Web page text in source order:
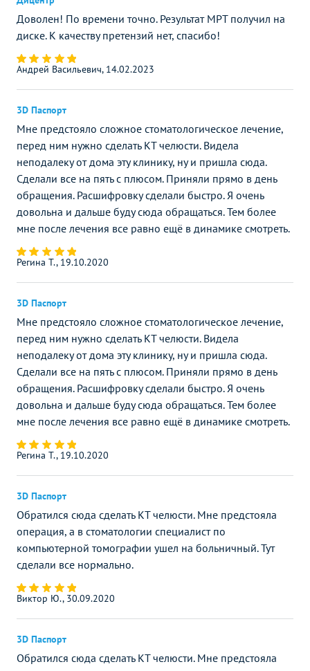
Доволен! По времени точно. Результат МРТ получил на
диске. К качеству претензий нет, спасибо!
Андрей Васильевич, 14.02.2023
3D Паспорт
Мне предстояло сложное стоматологическое лечение,
перед ним нужно сделать КТ челюсти. Видела
неподалеку от дома эту клинику, ну и пришла сюда.
Сделали все на пять с плюсом. Приняли прямо в день
обращения. Расшифровку сделали быстро. Я очень
довольна и дальше буду сюда обращаться. Тем более
мне после лечения все равно ещё в динамике смотреть.
Регина Т., 19.10.2020
3D Паспорт
Мне предстояло сложное стоматологическое лечение,
перед ним нужно сделать КТ челюсти. Видела
неподалеку от дома эту клинику, ну и пришла сюда.
Сделали все на пять с плюсом. Приняли прямо в день
обращения. Расшифровку сделали быстро. Я очень
довольна и дальше буду сюда обращаться. Тем более
мне после лечения все равно ещё в динамике смотреть.
Регина Т., 19.10.2020
3D Паспорт
Обратился сюда сделать КТ челюсти. Мне предстояла
операция, а в стоматологии специалист по
компьютерной томографии ушел на больничный. Тут
сделали все нормально.
Виктор Ю., 30.09.2020
3D Паспорт
Обратился сюда сделать КТ челюсти. Мне предстояла